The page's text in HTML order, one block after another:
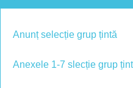
Anunț selecție grup țintă
Anexele 1-7 slecție grup